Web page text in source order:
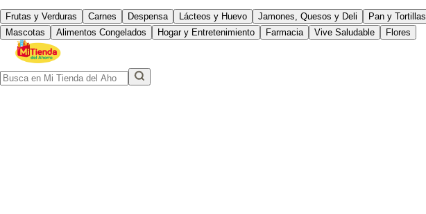
Frutas y Verduras Carnes Despensa Lácteos y Huevo Jamones, Quesos y Deli Pan y Tortillas
Mascotas
Alimentos Congelados Hogar y Entretenimiento Farmacia Vive Saludable Flores